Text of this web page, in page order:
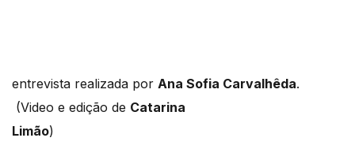
entrevista realizada por Ana Sofia Carvalhêda.
(Video e edição de Catarina
Limão)